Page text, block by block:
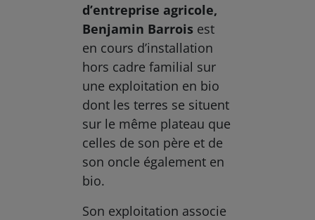
d’entreprise agricole,
Benjamin Barrois est
en cours d’installation
hors cadre familial sur
une exploitation en bio
dont les terres se situent
sur le même plateau que
celles de son père et de
son oncle également en
bio.
Son exploitation associe